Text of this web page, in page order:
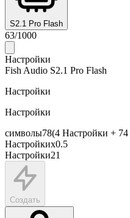
S2.1 Pro Flash
63/1000
Настройки
Fish Audio S2.1 Pro Flash
Настройки
Настройки
символы78(4 Настройки + 74
Настройкиx0.5
Настройки21
Создать